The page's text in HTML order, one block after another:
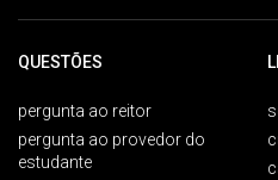
QUESTÕES
pergunta ao reitor
pergunta ao provedor do
estudante